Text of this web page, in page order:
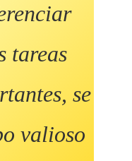
tareas
se
valioso